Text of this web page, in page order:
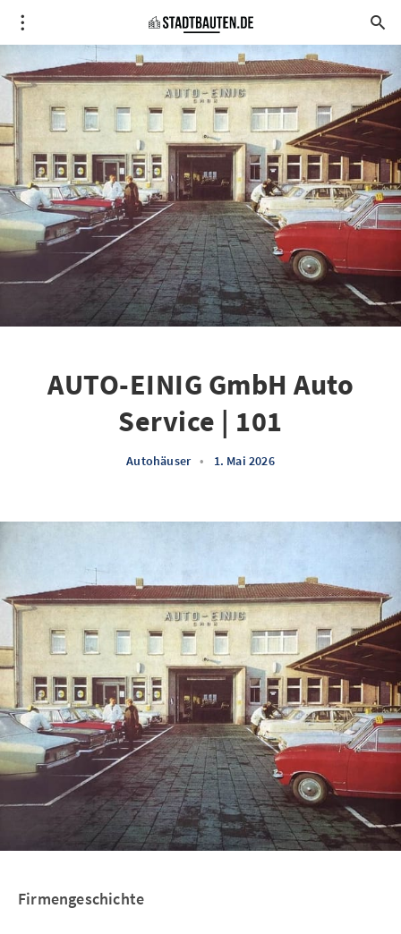
AUTO-EINIG GmbH Auto
Service | 101
Autohäuser • 1. Mai 2026
Firmengeschichte